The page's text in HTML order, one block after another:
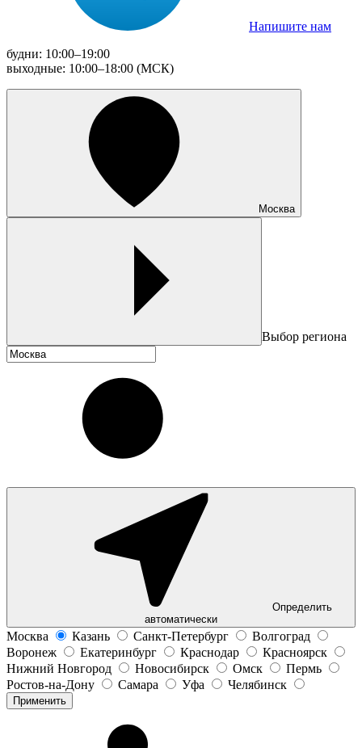
Напишите нам
будни: 10:00–19:00
выходные: 10:00–18:00 (МСК)
Москва
Выбор региона
Определить
автоматически
Москва Казань Санкт-Петербург
Волгоград
Воронеж
Екатеринбург Краснодар
Красноярск
Нижний Новгород
Новосибирск Омск
Пермь
Ростов-на-Дону
Самара Уфа Челябинск
Применить